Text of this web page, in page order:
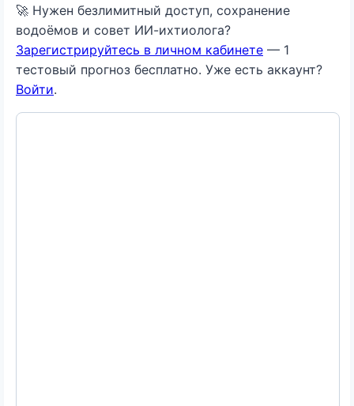
🚀 Нужен безлимитный доступ, сохранение
водоёмов и совет ИИ-ихтиолога?
Зарегистрируйтесь в личном кабинете — 1
тестовый прогноз бесплатно. Уже есть аккаунт?
Войти.